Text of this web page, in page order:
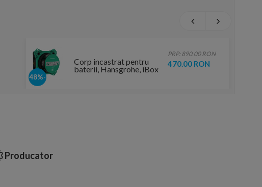
-48%
Corp incastrat pentru
baterii, Hansgrohe, iBox
PRP: 890.00 RON
470.00 RON
Producator